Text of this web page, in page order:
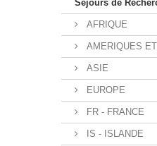
Séjours de
AFRIQUE
AMERIQUES
ASIE
EUROPE
FR - FRANCE
IS - ISLANDE